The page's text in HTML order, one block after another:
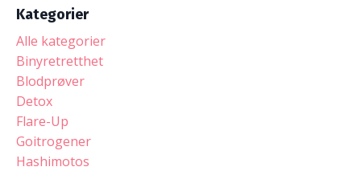
Kategorier
Alle kategorier
Binyretretthet
Blodprøver
Detox
Flare-Up
Goitrogener
Hashimotos